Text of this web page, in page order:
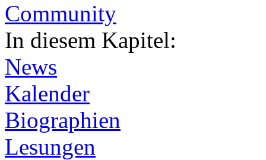
Community
In diesem Kapitel:
News
Kalender
Biographien
Lesungen